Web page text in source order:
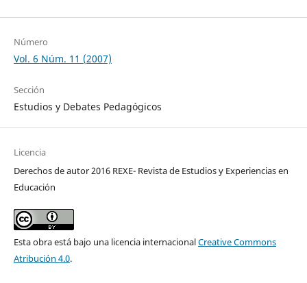
Número
Vol. 6 Núm. 11 (2007)
Sección
Estudios y Debates Pedagógicos
Licencia
Derechos de autor 2016 REXE- Revista de Estudios y Experiencias en
Educación
Esta obra está bajo una licencia internacionalCreative Commons
Atribución 4.0.